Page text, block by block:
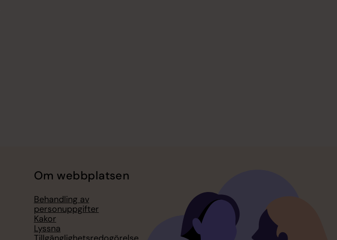
Om webbplatsen
Behandling av
personuppgifter
Kakor
Lyssna